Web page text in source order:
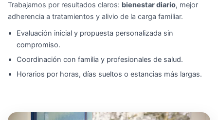
Trabajamos por resultados claros: bienestar diario, mejor
adherencia a tratamientos y alivio de la carga familiar.
Evaluación inicial y propuesta personalizada sin
compromiso.
Coordinación con familia y profesionales de salud.
Horarios por horas, días sueltos o estancias más largas.